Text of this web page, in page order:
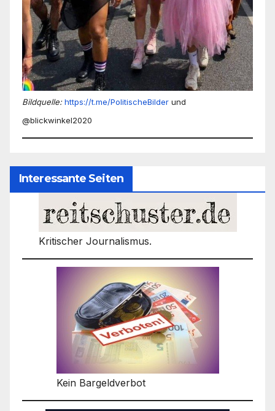
Bildquelle: https://t.me/PolitischeBilder und
@blickwinkel2020
Interessante Seiten
Kritischer Journalismus.
Kein Bargeldverbot